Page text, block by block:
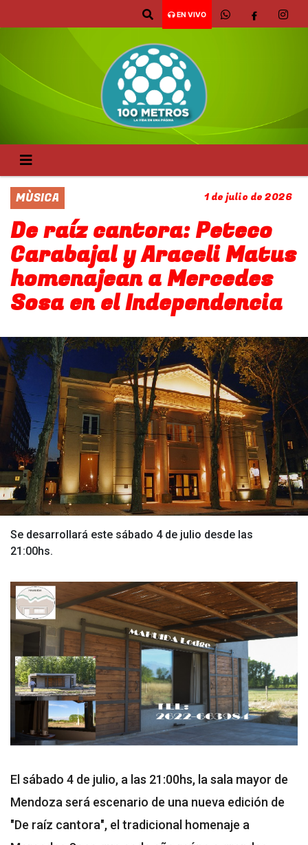
EN VIVO
MÙSICA 1 de julio de 2026
De raíz cantora: Peteco
Carabajal y Araceli Matus
homenajean a Mercedes
Sosa en el Independencia
Se desarrollará este sábado 4 de julio desde las
21:00hs.
El sábado 4 de julio, a las 21:00hs, la sala mayor de
Mendoza será escenario de una nueva edición de
"De raíz cantora", el tradicional homenaje a